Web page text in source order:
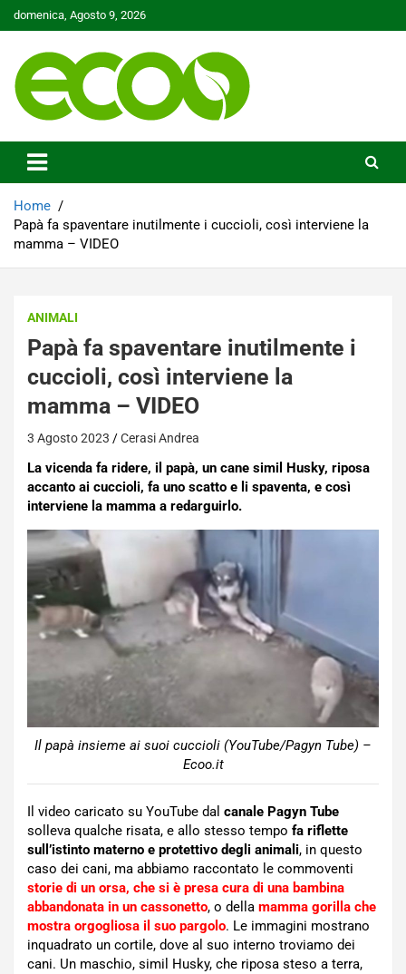
Skip
to
domenica, Agosto 9, 2026
Ecoo.it
Home
Papà fa spaventare inutilmente i cuccioli, così interviene la
mamma – VIDEO
ANIMALI
Papà fa spaventare inutilmente i
cuccioli, così interviene la
mamma – VIDEO
3 Agosto 2023 Cerasi Andrea
La vicenda fa ridere, il papà, un cane simil Husky, riposa
accanto ai cuccioli, fa uno scatto e li spaventa, e così
interviene la mamma a redarguirlo.
Il papà insieme ai suoi cuccioli (YouTube/Pagyn Tube) –
Ecoo.it
Il video caricato su YouTube dal canale Pagyn Tube
solleva qualche risata, e allo stesso tempo fa riflette
sull’istinto materno e protettivo degli animali, in questo
caso dei cani, ma abbiamo raccontato le commoventi
storie di un orsa, che si è presa cura di una bambina
abbandonata in un cassonetto, o della mamma gorilla che
mostra orgogliosa il suo pargolo. Le immagini mostrano
inquadrato un cortile, dove al suo interno troviamo dei
cani. Un maschio, simil Husky, che riposa steso a terra,